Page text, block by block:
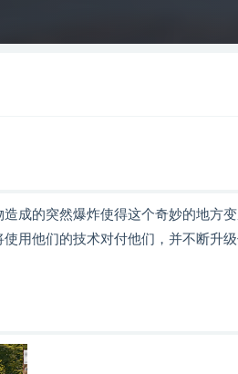
成的突然爆炸使得这个奇妙的地方
用他们的技术对付他们，并不断升